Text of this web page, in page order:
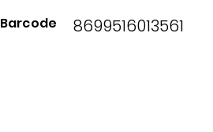
Barcode 8699516013561